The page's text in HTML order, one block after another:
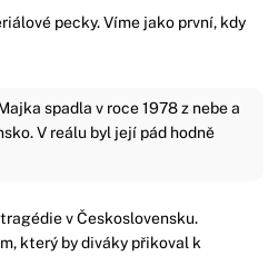
pecky. Víme jako první, kdy
spadla v roce 1978 z nebe a
V reálu byl její pád hodně
v Československu.
který by diváky přikoval k